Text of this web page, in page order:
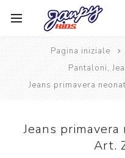
Pagina iniziale
Pantaloni,
Jeans primavera
Jeans
Art.